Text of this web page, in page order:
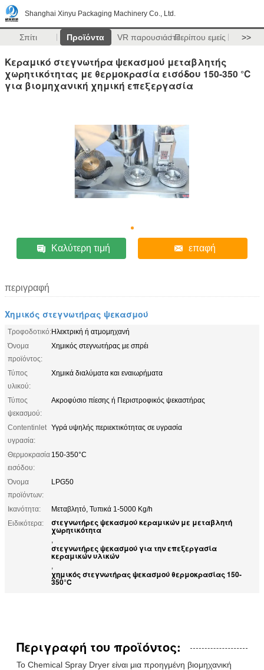
Shanghai Xinyu Packaging Machinery Co., Ltd.
Σπίτι Προϊόντα VR παρουσιάστεΠερίπου εμείς >>
Κεραμικό στεγνωτήρα ψεκασμού μεταβλητής
χωρητικότητας με θερμοκρασία εισόδου 150-350 °C
για βιομηχανική χημική επεξεργασία
Καλύτερη τιμή επαφή
περιγραφή
Χημικός στεγνωτήρας ψεκασμού
Τροφοδοτικό:Ηλεκτρική ή ατμομηχανή
Όνομα
προϊόντος:
Χημικός στεγνωτήρας με σπρέι
Τύπος
υλικού:
Χημικά διαλύματα και εναιωρήματα
Τύπος
ψεκασμού:
Ακροφύσιο πίεσης ή Περιστροφικός ψεκαστήρας
Contentinlet
υγρασία:
Υγρά υψηλής περιεκτικότητας σε υγρασία
Θερμοκρασία
εισόδου:
150-350°C
Όνομα
προϊόντων:
LPG50
Ικανότητα:
Μεταβλητό, Τυπικά 1-5000 Kg/h
Ειδικότερα:
στεγνωτήρες ψεκασμού κεραμικών με μεταβλητή
χωρητικότητα
,
στεγνωτήρες ψεκασμού για την επεξεργασία
κεραμικών υλικών
,
χημικός στεγνωτήρας ψεκασμού θερμοκρασίας 150-
350°C
Περιγραφή του προϊόντος:
Το Chemical Spray Dryer είναι μια προηγμένη βιομηχανική